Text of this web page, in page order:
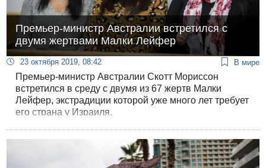
Премьер-министр Австралии встретился с
двумя жертвами Малки Лейфер
23 октября 2019, 08:42 В мире
Премьер-министр Австралии Скотт Мориссон
встретился в среду с двумя из 67 жертв Малки
Лейфер, экстрадиции которой уже много лет требует
его страна у Израиля.